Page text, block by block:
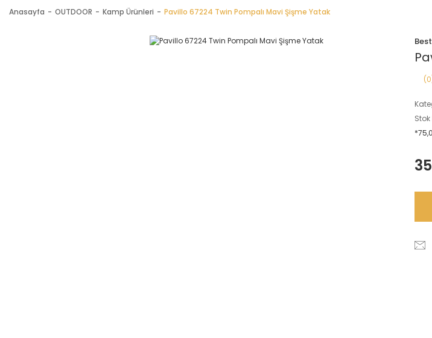
Anasayfa OUTDOOR Kamp Ürünleri Pavillo 67224 Twin Pompalı Mavi Şişme Yatak